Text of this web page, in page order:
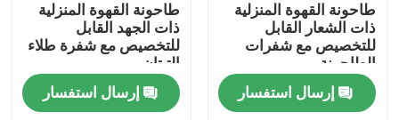
الصفحة الرئيسية
طاحونة القهوة المنزلية
ذات الشعار القابل
للتخصيص مع شفرات
الطاحونة
إرسال استفسار
طاحونة القهوة المنزلية
ذات الجهد القابل
للتخصيص مع شفرة طلاء
التيتان
إرسال استفسار